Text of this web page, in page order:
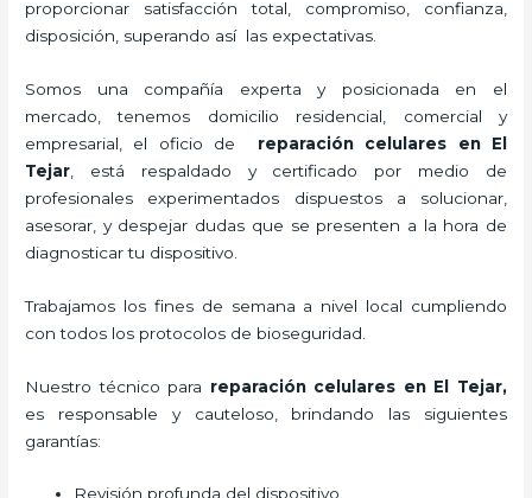
proporcionar satisfacción total, compromiso, confianza,
disposición, superando así las expectativas.
Somos una compañía experta y posicionada en el
mercado, tenemos domicilio residencial, comercial y
empresarial, el oficio de reparación celulares en El
Tejar , está respaldado y certificado por medio de
profesionales experimentados dispuestos a solucionar,
asesorar, y despejar dudas que se presenten a la hora de
diagnosticar tu dispositivo.
Trabajamos los fines de semana a nivel local cumpliendo
con todos los protocolos de bioseguridad.
Nuestro técnico para reparación celulares en El Tejar,
es responsable y cauteloso, brindando las siguientes
garantías:
Revisión profunda del dispositivo